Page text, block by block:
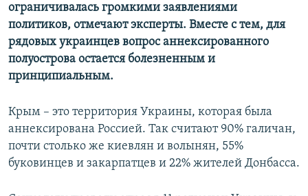
ограничивалась громкими заявлениями
политиков, отмечают эксперты. Вместе с тем, для
рядовых украинцев вопрос аннексированного
полуострова остается болезненным и
принципиальным.
Крым – это территория Украины, которая была
аннексирована Россией. Так считают 90% галичан,
почти столько же киевлян и волынян, 55%
буковинцев и закарпатцев и 22% жителей Донбасса.